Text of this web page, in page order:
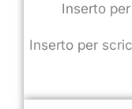
Inserto
Inserto per